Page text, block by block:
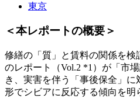
東京
＜本レポートの概要＞
修繕の「質」と賃料の関係を検
のレポート（Vol.2 *1）が「市
き、実害を伴う「事後保全」に
形でシビアに反応する傾向を